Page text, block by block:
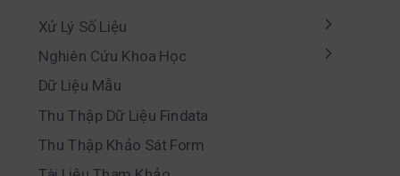
Xử Lý Số Liệu
Nghiên Cứu Khoa Học
Dữ Liệu Mẫu
Thu Thập Dữ Liệu Findata
Thu Thập Khảo Sát Form